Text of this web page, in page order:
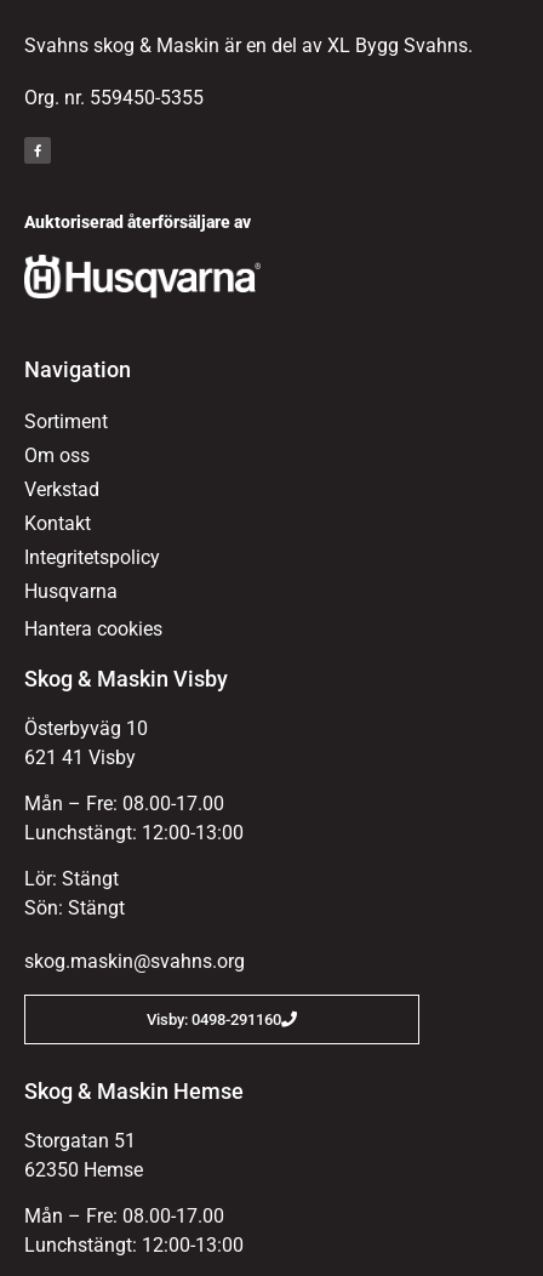
Svahns skog & Maskin är en del av XL Bygg Svahns.
Org. nr. 559450-5355
Auktoriserad återförsäljare av
Navigation
Sortiment
Om oss
Verkstad
Kontakt
Integritetspolicy
Husqvarna
Hantera cookies
Skog & Maskin Visby
Österbyväg 10
621 41 Visby
Mån – Fre: 08.00-17.00
Lunchstängt: 12:00-13:00
Lör: Stängt
Sön: Stängt
skog.maskin@svahns.org
Visby: 0498-291160
Skog & Maskin Hemse
Storgatan 51
62350 Hemse
Mån – Fre: 08.00-17.00
Lunchstängt: 12:00-13:00